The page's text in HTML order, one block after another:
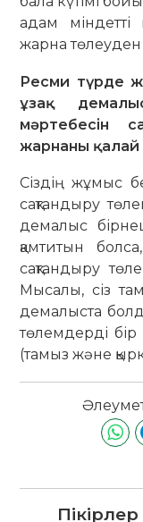
адам міндетті
жарна
Ресми түрде
ұзақ
мәртебесін
жарнаны қалай
Сіздің жұмыс
сақтандыру
демалыс
қамтитын
сақтандыру
Мысалы, сіз
демалыста
төлемдерді бір
(тамыз және